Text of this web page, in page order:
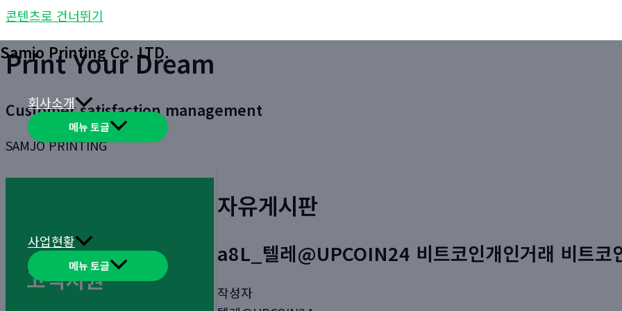
콘텐츠로 건너뛰기
Samjo Printing Co. LTD.
회사소개
메뉴 토글
사업현황
메뉴 토글
Print Your Dream
Customer satisfaction management
SAMJO PRINTING
고객지원
자유게시판
a8L_텔레@UPCOIN24 비트코인개인거래 비트코
작성자